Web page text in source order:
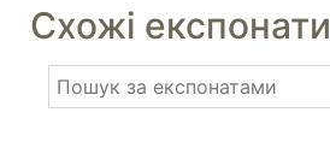
Схожі експонати